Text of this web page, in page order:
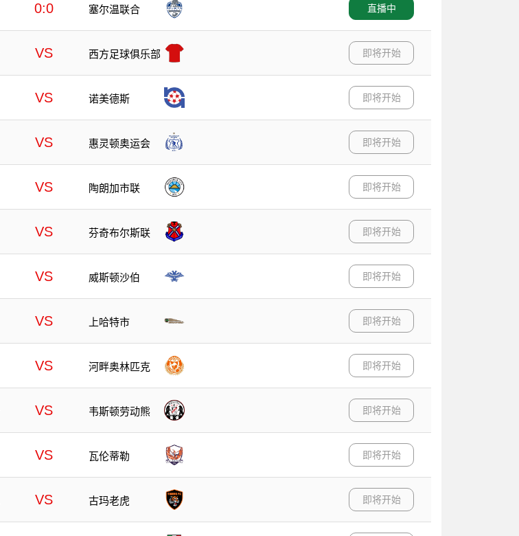
0:0 塞尔温联合 直播中
VS 西方足球俱乐部 即将开始
VS 诺美德斯 即将开始
VS 惠灵顿奥运会 即将开始
VS 陶朗加市联 即将开始
VS 芬奇布尔斯联 即将开始
VS 威斯顿沙伯 即将开始
VS 上哈特市 即将开始
VS 河畔奥林匹克 即将开始
VS 韦斯顿劳动熊 即将开始
VS 瓦伦蒂勒 即将开始
VS 古玛老虎 即将开始